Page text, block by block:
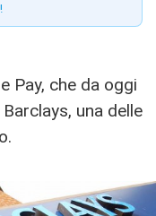
!
Pay, che da oggi
una delle